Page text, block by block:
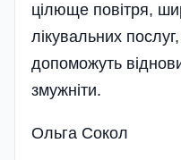
цілюще повітря,
лікувальних
допоможуть
змужніти.
Ольга Сокол